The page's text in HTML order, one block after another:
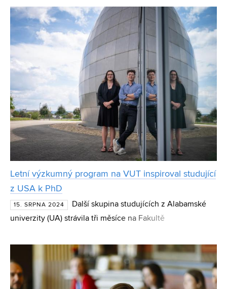
Karel Sedlář se zařadil mezi elitní skupinu 19 mladých
výzkumníků, k
Letní výzkumný program na VUT inspiroval studující
z USA k PhD
15. SRPNA 2024
Další skupina studujících z Alabamské
univerzity (UA) strávila tři měsíce na Fakultě
pod vedením odborníků z VUT a Todda Freeborna z UA
pracoval